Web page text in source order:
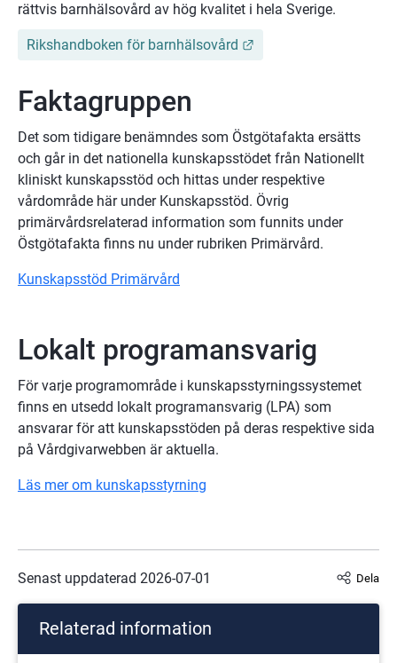
rättvis barnhälsovård av hög kvalitet i hela Sverige.
Rikshandboken för barnhälsovård
Faktagruppen
Det som tidigare benämndes som Östgötafakta ersätts
och går in det nationella kunskapsstödet från Nationellt
kliniskt kunskapsstöd och hittas under respektive
vårdområde här under Kunskapsstöd. Övrig
primärvårdsrelaterad information som funnits under
Östgötafakta finns nu under rubriken Primärvård.
Kunskapsstöd Primärvård
Lokalt programansvarig
För varje programområde i kunskapsstyrningssystemet
finns en utsedd lokalt programansvarig (LPA) som
ansvarar för att kunskapsstöden på deras respektive sida
på Vårdgivarwebben är aktuella.
Läs mer om kunskapsstyrning
Senast uppdaterad 2026-07-01 Dela
Relaterad information